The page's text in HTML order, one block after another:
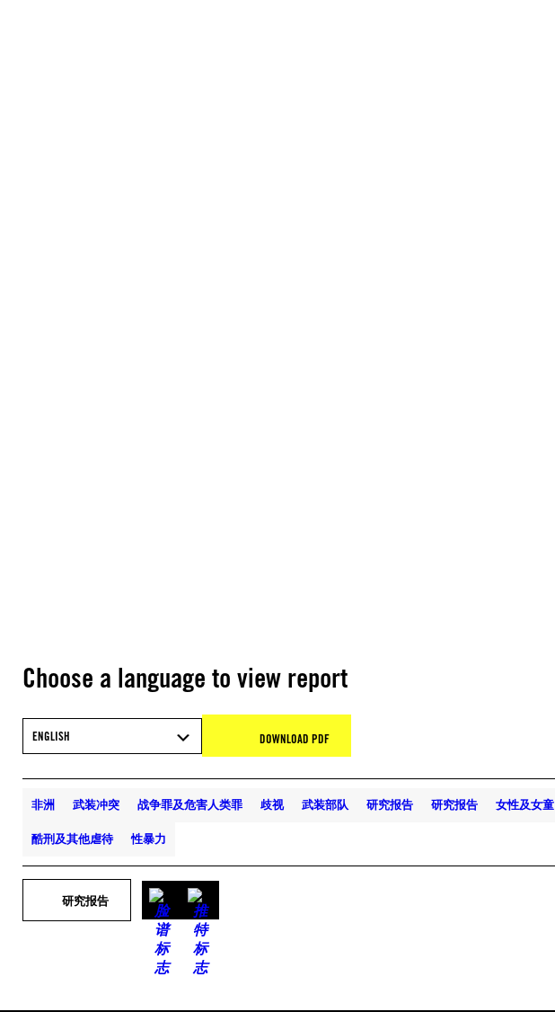
Choose a language to view report
ENGLISH DOWNLOAD PDF
非洲 武装冲突 战争罪及危害人类罪 歧视 武装部队 研究报告 研究报告 女性及女童
酷刑及其他虐待 性暴力
研究报告